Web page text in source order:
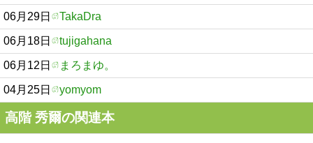
06月29日 TakaDra
06月18日 tujigahana
06月12日 まろまゆ。
04月25日 yomyom
高階 秀爾の関連本